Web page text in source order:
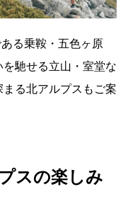
る乗鞍・五色ヶ原
馳せる立山・室堂な
る北アルプスもご案
スの楽しみ